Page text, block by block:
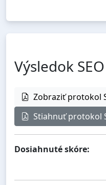
Výsledok
Zobraziť protokol
Stiahnuť protokol
Dosiahnuté skóre: